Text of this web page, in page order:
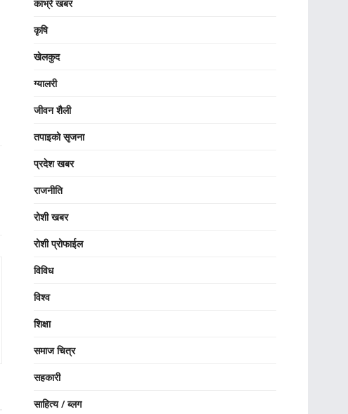
काभ्रे खबर
कृषि
खेलकुद
ग्यालरी
जीवन शैली
तपाइको सृजना
प्रदेश खबर
राजनीति
रोशी खबर
रोशी प्रोफाईल
विविध
विश्व
शिक्षा
समाज चित्र
सहकारी
साहित्य / ब्लग